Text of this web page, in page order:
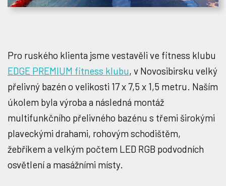
Pro ruského klienta jsme vestavěli ve fitness klubu
EDGE PREMIUM fitness klubu, v Novosibirsku velký
přelivný bazén o velikosti 17 x 7,5 x 1,5 metru. Naším
úkolem byla výroba a následná montáž
multifunkčního přelivného bazénu s třemi širokými
plaveckými drahami, rohovým schodištěm,
žebříkem a velkým počtem LED RGB podvodních
osvětlení a masážními místy.